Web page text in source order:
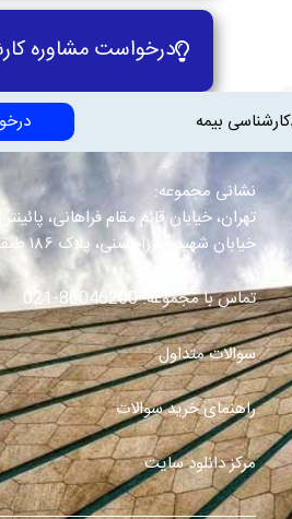
درخواست مشاوره
کارشناسی بیمه
نشانی مجموعه:
تهران، خیابان قائم مقام فراهانی،
خیابان شهید میرزاحسنی، پلاک ۱۸۶ طبقه 2 واحد19
تماس با مجموعه:86046200-021
سوالات متداول
راهنمای خرید سوالات
مرکز دانلود سایت